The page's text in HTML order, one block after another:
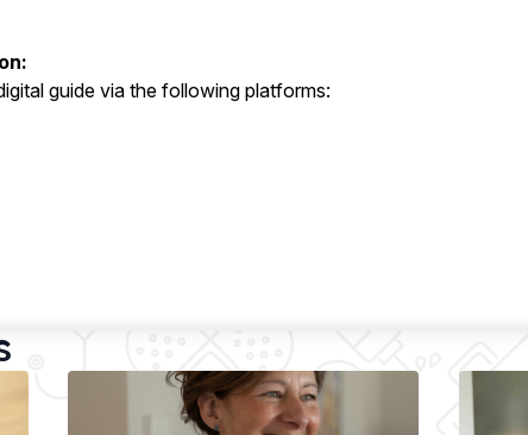
guide via the following platforms: